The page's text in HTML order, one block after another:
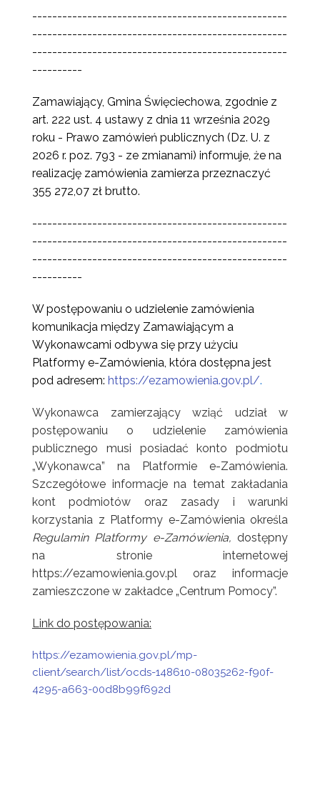
---------------------------------------------------
---------------------------------------------------
---------------------------------------------------
----------
Zamawiający, Gmina Święciechowa, zgodnie z
art. 222 ust. 4 ustawy z dnia 11 września 2029
roku - Prawo zamówień publicznych (Dz. U. z
2026 r. poz. 793 - ze zmianami) informuje, że na
realizację zamówienia zamierza przeznaczyć
355 272,07 zł brutto.
---------------------------------------------------
---------------------------------------------------
---------------------------------------------------
----------
W postępowaniu o udzielenie zamówienia
komunikacja między Zamawiającym a
Wykonawcami odbywa się przy użyciu
Platformy e-Zamówienia, która dostępna jest
pod adresem: https://ezamowienia.gov.pl/.
Wykonawca zamierzający wziąć udział w
postępowaniu o udzielenie zamówienia
publicznego musi posiadać konto podmiotu
„Wykonawca” na Platformie e-Zamówienia.
Szczegółowe informacje na temat zakładania
kont podmiotów oraz zasady i warunki
korzystania z Platformy e-Zamówienia określa
Regulamin Platformy e-Zamówienia, dostępny
na stronie internetowej
https://ezamowienia.gov.pl oraz informacje
zamieszczone w zakładce „Centrum Pomocy”.
Link do postępowania:
https://ezamowienia.gov.pl/mp-
client/search/list/ocds-148610-08035262-f90f-
4295-a663-00d8b99f692d